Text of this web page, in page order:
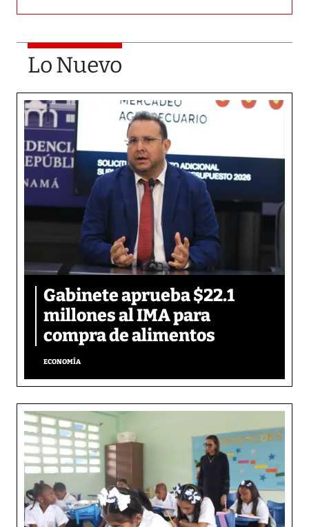
Lo Nuevo
Gabinete aprueba $22.1
millones al IMA para
compra de alimentos
ECONOMÍA